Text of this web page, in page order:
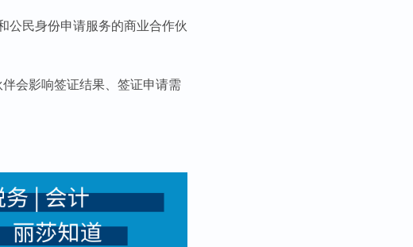
公民身份申请服务的商业合作伙
会影响签证结果、签证申请需